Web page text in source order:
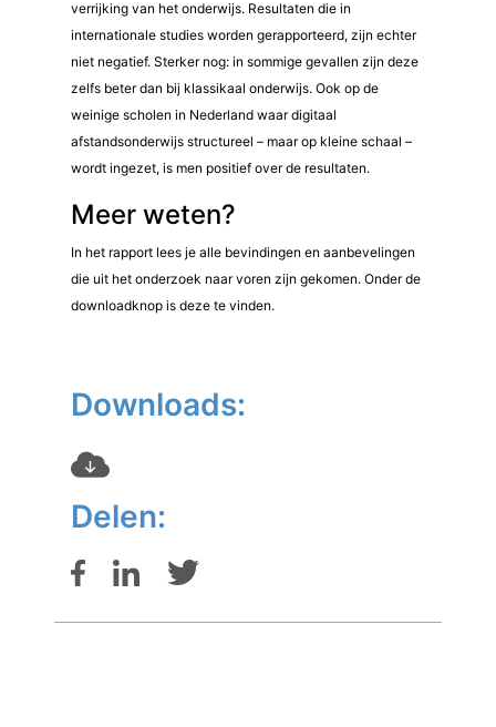
verrijking van het onderwijs. Resultaten die in
internationale studies worden gerapporteerd, zijn echter
niet negatief. Sterker nog: in sommige gevallen zijn deze
zelfs beter dan bij klassikaal onderwijs. Ook op de
weinige scholen in Nederland waar digitaal
afstandsonderwijs structureel – maar op kleine schaal –
wordt ingezet, is men positief over de resultaten.
Meer weten?
In het rapport lees je alle bevindingen en aanbevelingen
die uit het onderzoek naar voren zijn gekomen. Onder de
downloadknop is deze te vinden.
Downloads:
Delen: